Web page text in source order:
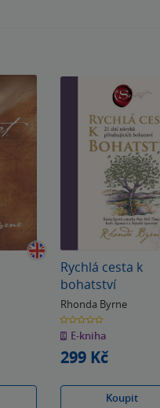
Rychlá cesta k
bohatství
Rhonda Byrne
0.0
z
5
hvězdiček
E-kniha
299 Kč
Koupit